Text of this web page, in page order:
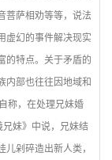
菩萨相劝等等，说法
虚幻的事件解决现实
的特点。关于矛盾的
内部也往往因地域和
称，在处理兄妹婚
兄妹》中说，兄妹结
剁碎造出新人类，